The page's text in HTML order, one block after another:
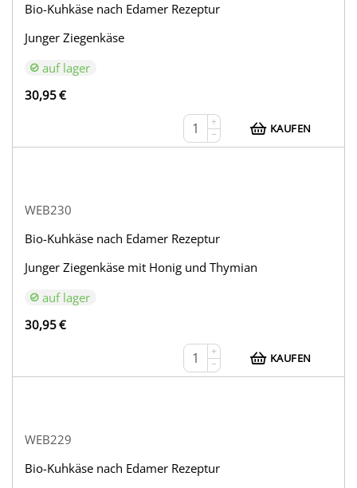
Bio-Kuhkäse nach Edamer Rezeptur
Junger Ziegenkäse
auf lager
30,95€
+
−
KAUFEN
WEB230
Bio-Kuhkäse nach Edamer Rezeptur
Junger Ziegenkäse mit Honig und Thymian
auf lager
30,95€
+
−
KAUFEN
WEB229
Bio-Kuhkäse nach Edamer Rezeptur